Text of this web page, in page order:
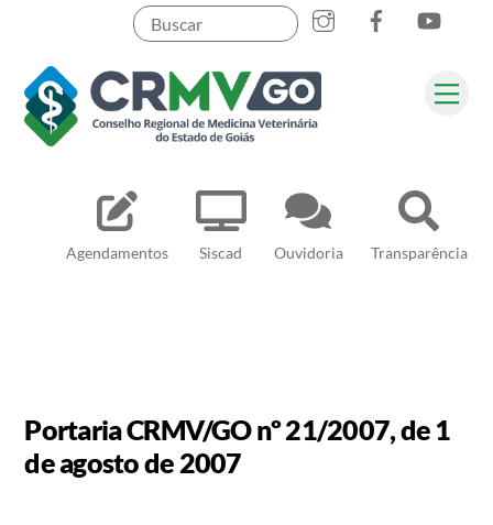
content
Agendamentos Siscad Ouvidoria Transparência
Pesquisar
Portaria CRMV/GO nº 21/2007, de 1
de agosto de 2007